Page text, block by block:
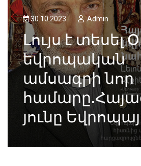
30.10.2023 Admin
Լույս է տեսել
եվրոպական
ամսագրի նոր
յունը